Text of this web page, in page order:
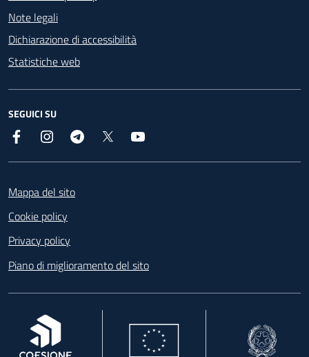
Note legali
Dichiarazione di accessibilità
Statistiche web
SEGUICI SU
Facebook InstagramTelegram
Mappa del sito
Cookie policy
Privacy policy
Piano di miglioramento del sito
, apre in una nuova scheda